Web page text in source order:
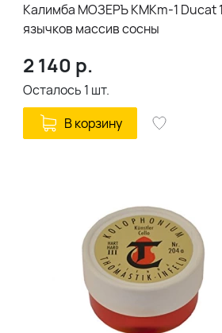
Калимба МОЗЕРЪ KMKm-1 Ducat
язычков массив сосны
2 140 р.
Осталось 1 шт.
В корзину